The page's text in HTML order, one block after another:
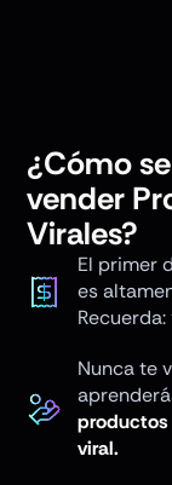
¿Cómo
vender
Virales?
El primer
es
Recuerda:
Nunca te
viral.